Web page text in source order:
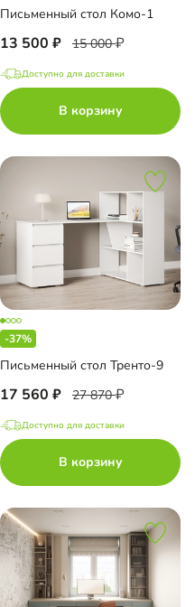
Письменный стол Комо-1
13 500 15 000
Доступно для доставки
В корзину
-37%
Письменный стол Тренто-9
17 560 27 870
Доступно для доставки
В корзину